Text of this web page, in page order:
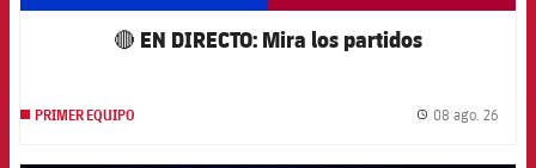
🔴 EN DIRECTO: Mira los partidos
PRIMER EQUIPO 08 ago. 26